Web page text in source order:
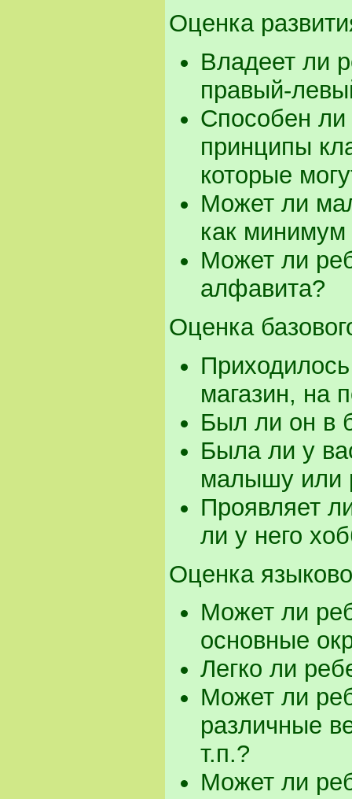
Оценка
Владеет ли
правый-
Способен ли
принципы
которые
Может ли
как минимум
Может ли
алфавита?
Оценка
магазин, на
Был ли он в
Была ли у
малышу или
Проявляет
ли у него
Оценка
Может ли
основные
Легко ли
Может ли
различные
т.п.?
Может ли